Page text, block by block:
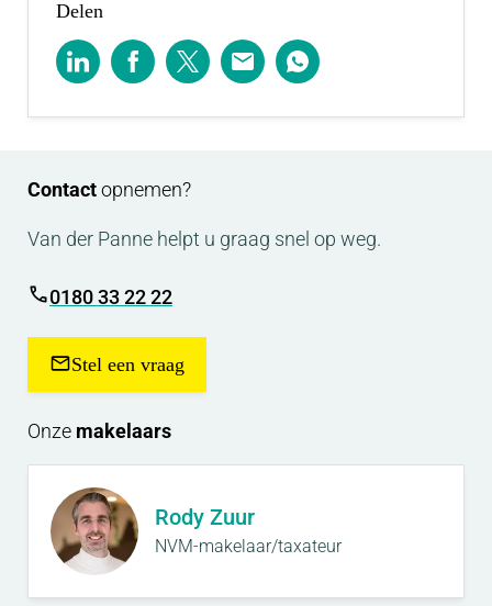
Delen
Contactopnemen?
Van der Panne helpt u graag snel op weg.
0180 33 22 22
Stel een vraag
Onze makelaars
Rody Zuur
NVM-makelaar/taxateur